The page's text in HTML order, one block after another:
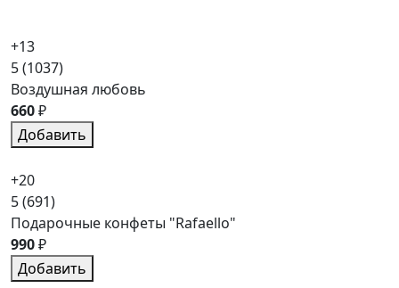
+13
5(1037)
Воздушная любовь
660₽
Добавить
+20
5(691)
Подарочные конфеты "Rafaello"
990₽
Добавить